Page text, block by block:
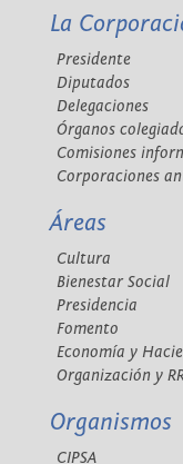
La
Presidente
Diputados
Delegaciones
Órganos
Comisiones
Corporaciones
Áreas
Cultura
Bienestar Social
Presidencia
Fomento
Economía y
Organización y
Organismos
CIPSA